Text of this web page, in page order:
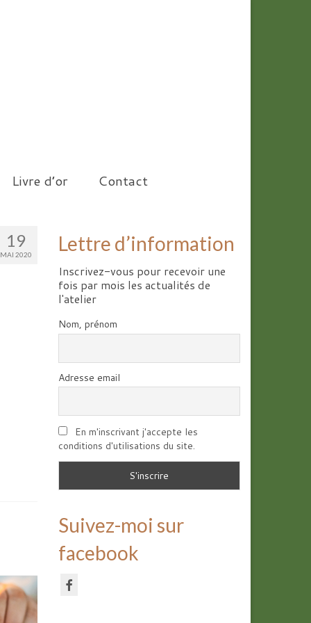
Livre d’or Contact
19
MAI 2020 Lettre d’information
Inscrivez-vous pour recevoir une
fois par mois les actualités de
l'atelier
Nom, prénom
Adresse email
En m'inscrivant j'accepte les
conditions d'utilisations du site.
Suivez-moi sur
facebook